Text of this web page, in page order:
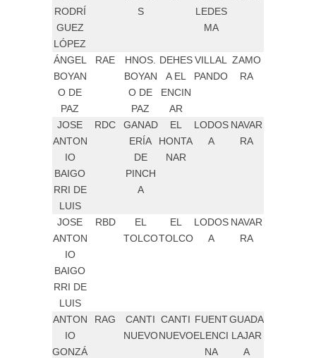
RODRÍ
GUEZ
LÓPEZ
S
LEDES
MA
ÁNGEL
BOYAN
O DE
PAZ
RAE
HNOS.
BOYAN
O DE
PAZ
DEHES
A EL
ENCIN
AR
VILLAL
PANDO
ZAMO
RA
JOSE
ANTON
IO
BAIGO
RRI DE
LUIS
RDC
GANAD
ERÍA
DE
PINCH
A
EL
HONTA
NAR
LODOS
A
NAVAR
RA
JOSE
ANTON
IO
BAIGO
RRI DE
LUIS
RBD
EL
TOLCO
EL
TOLCO
LODOS
A
NAVAR
RA
ANTON
IO
GONZÁ
RAG
CANTI
NUEVO
CANTI
NUEVO
FUENT
ELENCI
NA
GUADA
LAJAR
A